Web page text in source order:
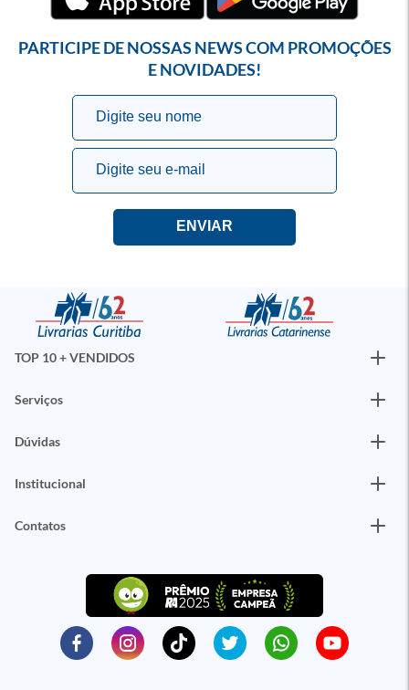
PARTICIPE DE NOSSAS NEWS COM PROMOÇÕES
E NOVIDADES!
TOP 10 + VENDIDOS
Serviços
Dúvidas
Institucional
Contatos